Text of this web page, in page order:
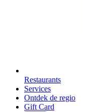
Restaurants
Services
Ontdek de regio
Gift Card